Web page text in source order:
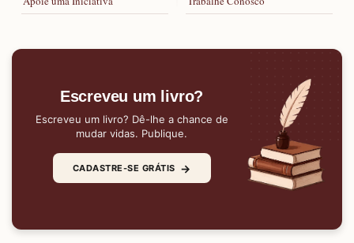
Escreveu um livro?
Escreveu um livro? Dê-lhe a chance de
mudar vidas. Publique.
CADASTRE-SE GRÁTIS →